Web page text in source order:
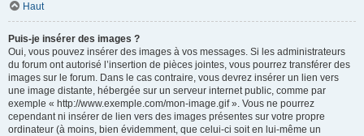
Haut
Puis-je insérer des images ?
Oui, vous pouvez insérer des images à vos messages. Si les administrateurs
du forum ont autorisé l’insertion de pièces jointes, vous pourrez transférer des
images sur le forum. Dans le cas contraire, vous devrez insérer un lien vers
une image distante, hébergée sur un serveur internet public, comme par
exemple « http://www.exemple.com/mon-image.gif ». Vous ne pourrez
cependant ni insérer de lien vers des images présentes sur votre propre
ordinateur (à moins, bien évidemment, que celui-ci soit en lui-même un